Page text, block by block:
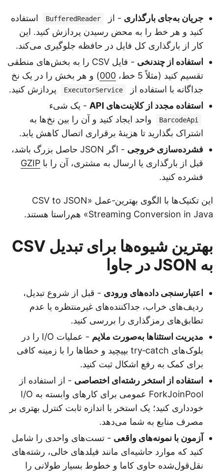
جریان به‌جای بارگذاری- از BufferedReader
استفاده
کنید و هر خط را به محض رسیدن پردازش کنید. این
کار از بارگذاری کل فایل در حافظه جلوگیری می‌کند.
استفاده از چندنخی
- فایل CSV را به بخش‌های منطقی
تقسیم کنید (مثلاً 5 خط،
000) و هر بخش را در یک نخ
جداگانه با استفاده از
ExecutorService
پردازش کنید.
استفاده مجدد از کلاینت‌های API
- یک شیء
BarcodeApi
واحد ایجاد کنید و آن را بین نخ‌ها به
اشتراک بگذارید تا هزینهٔ برقراری اتصال کاهش یابد.
فشرده‌سازی خروجی
- اگر JSON حاصل بزرگ باشد،
قبل از بارگذاری یا ارسال به مشتری، آن را باGZIP
فشرده کنید.
این تکنیک‌ها با الگوی بهترین‑عمل «CSV to JSON
Streaming Conversion in Java» هم‌راستا هستند.
بهترین شیوه‌ها برای تبدیل CSV
به JSON در جاوا
اعتبارسنجی داده‌های ورودی- قبل از شروع تبدیل،
ردیف‌های خراب، جداکننده‌های غیرمنتظره یا عدم
تطابق‌های رمزگذاری را بررسی کنید.
مدیریت استثناها به‌صورت ملایم
- عملیات I/O را در
بلوک‌های try‑catch بپیچید و خطاها را با زمینه کافی
برای کمک به رفع اشکال ثبت کنید.
استفاده از استخر رشته‌ای اختصاصی- از استفاده از
ForkJoinPool عمومی برای کارهای وابسته به I/O
خودداری کنید؛ یک استخر با اندازه ثابت کنترل بهتری بر
مصرف منابع به شما می‌دهد.
آزمون با نمونه‌های واقعی- تست‌های واحدی را شامل
کنید که موارد حاشیه‌ای مانند فیلدهای خالی، رشته‌های
نقل‌قول‌شده حاوی کاما و خطوط بسیار طولانی را